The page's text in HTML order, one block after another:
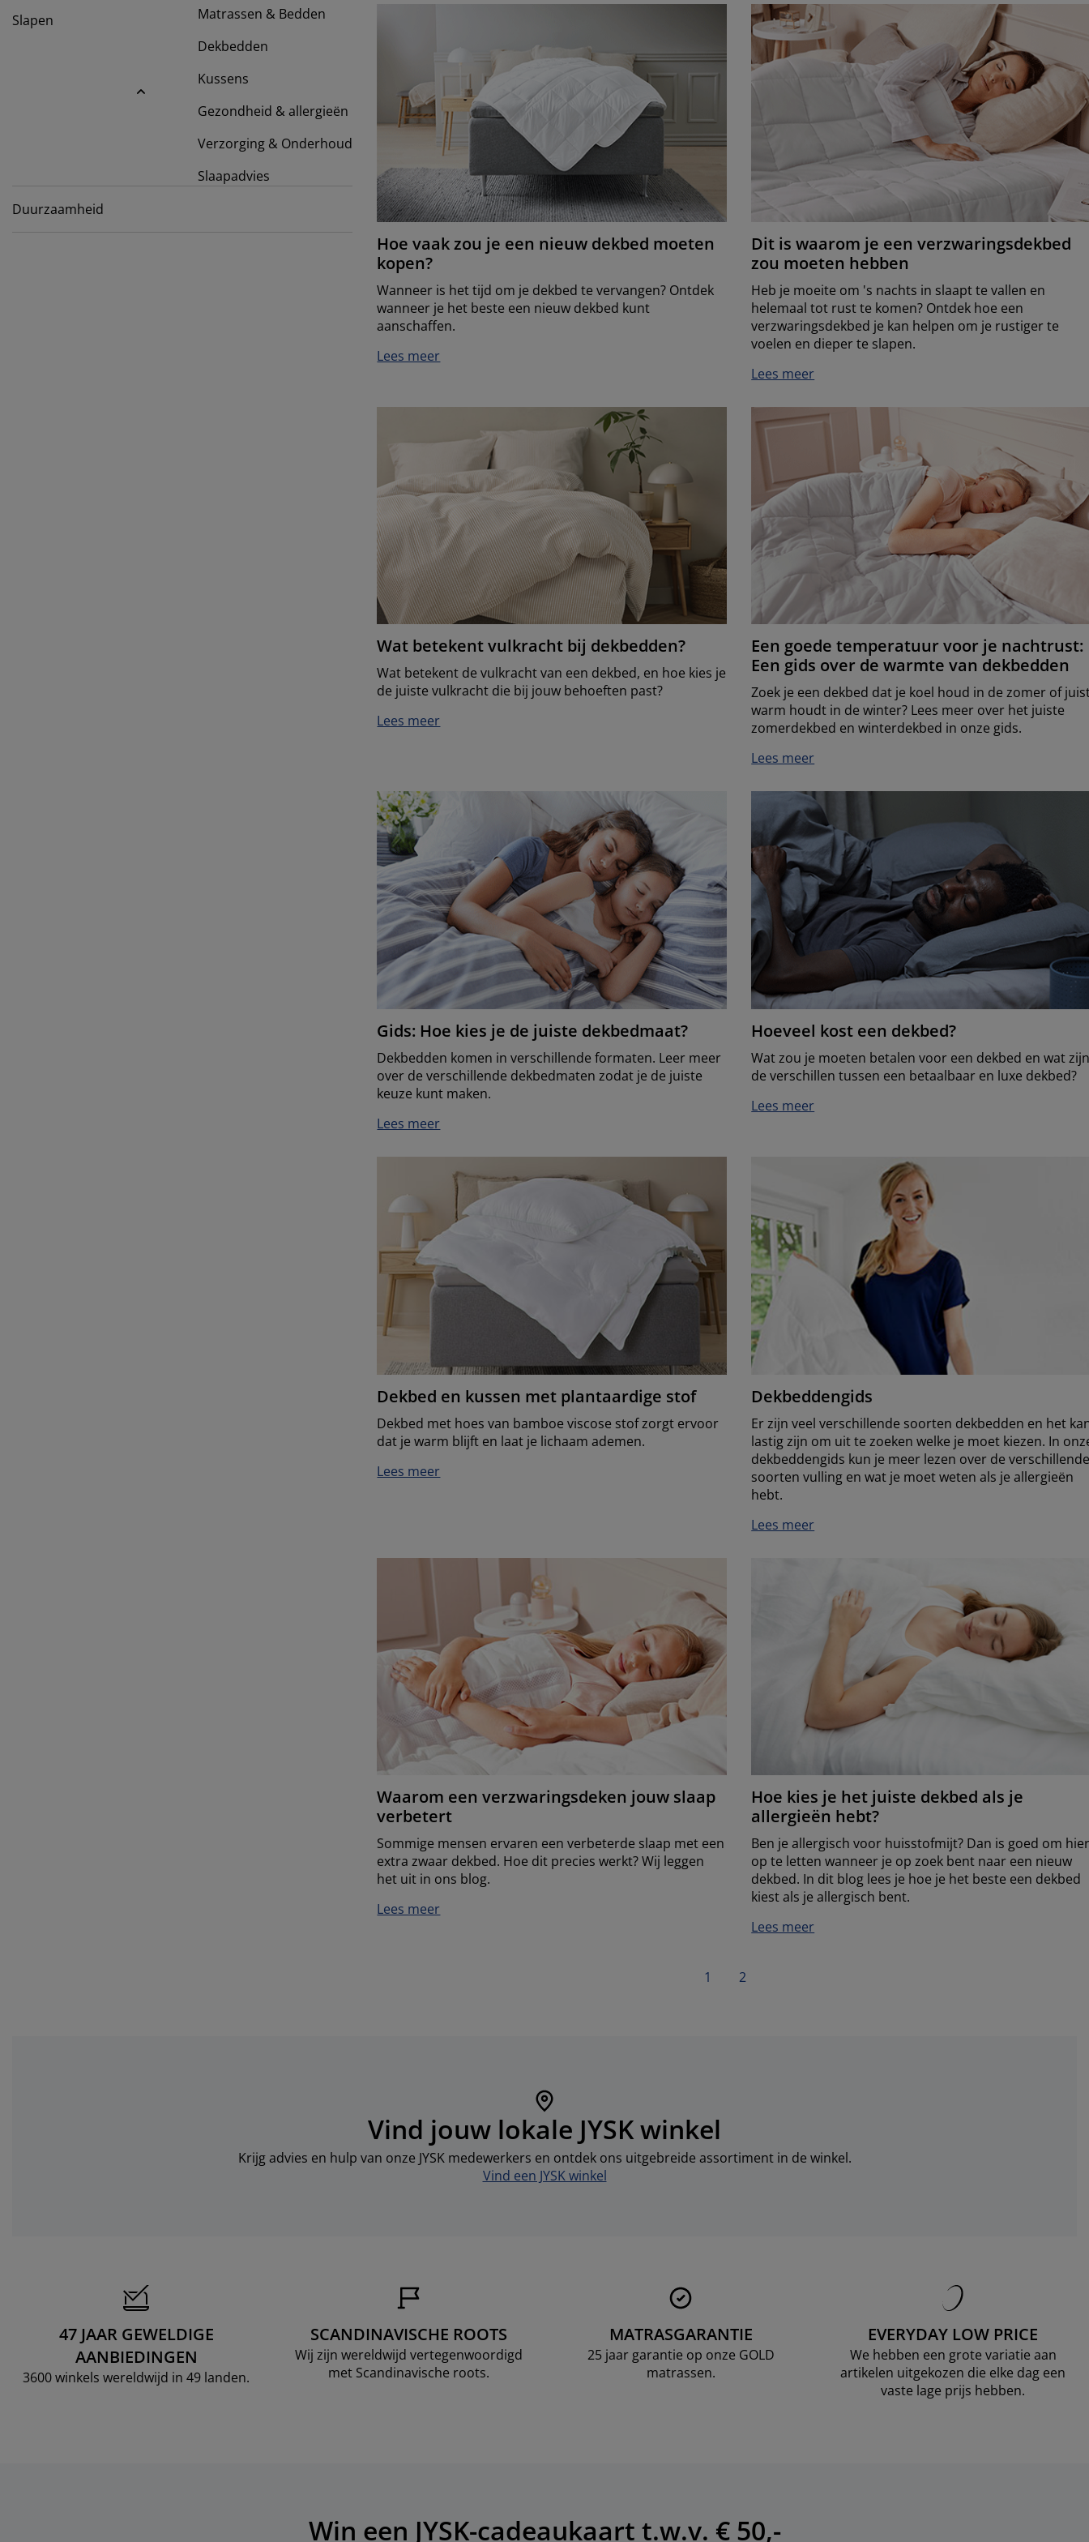
Slapen
Matrassen & Bedden
Dekbedden
Kussens
Gezondheid & allergieën
Verzorging & Onderhoud
Slaapadvies
Duurzaamheid
Hoe vaak zou je een nieuw dekbed moeten
kopen?
Wanneer is het tijd om je dekbed te vervangen? Ontdek
wanneer je het beste een nieuw dekbed kunt
aanschaffen.
Lees meer
Dit is waarom je een verzwaringsdekbed
zou moeten hebben
Heb je moeite om 's nachts in slaapt te vallen en
helemaal tot rust te komen? Ontdek hoe een
verzwaringsdekbed je kan helpen om je rustiger te
voelen en dieper te slapen.
Lees meer
Wat betekent vulkracht bij dekbedden?
Wat betekent de vulkracht van een dekbed, en hoe kies je
de juiste vulkracht die bij jouw behoeften past?
Lees meer
Een goede temperatuur voor je nachtrust:
Een gids over de warmte van dekbedden
Zoek je een dekbed dat je koel houd in de zomer of
warm houdt in de winter? Lees meer over het juiste
zomerdekbed en winterdekbed in onze gids.
Lees meer
Gids: Hoe kies je de juiste dekbedmaat?
Dekbedden komen in verschillende formaten. Leer meer
over de verschillende dekbedmaten zodat je de juiste
keuze kunt maken.
Lees meer
Hoeveel kost een dekbed?
Wat zou je moeten betalen voor een dekbed en wat
de verschillen tussen een betaalbaar en luxe dekbed?
Lees meer
Dekbed en kussen met plantaardige stof
Dekbed met hoes van bamboe viscose stof zorgt ervoor
dat je warm blijft en laat je lichaam ademen.
Lees meer
Dekbeddengids
Er zijn veel verschillende soorten dekbedden en het
lastig zijn om uit te zoeken welke je moet kiezen. In
dekbeddengids kun je meer lezen over de
soorten vulling en wat je moet weten als je allergieën
hebt.
Lees meer
Waarom een verzwaringsdeken jouw slaap
verbetert
Sommige mensen ervaren een verbeterde slaap met een
extra zwaar dekbed. Hoe dit precies werkt? Wij leggen
het uit in ons blog.
Lees meer
Hoe kies je het juiste dekbed als je
allergieën hebt?
Ben je allergisch voor huisstofmijt? Dan is goed om
op te letten wanneer je op zoek bent naar een nieuw
dekbed. In dit blog lees je hoe je het beste een dekbed
kiest als je allergisch bent.
Lees meer
1 2
Vind jouw lokale JYSK winkel
Krijg advies en hulp van onze JYSK medewerkers en ontdek ons uitgebreide assortiment in de winkel.
Vind een JYSK winkel
47 JAAR GEWELDIGE
AANBIEDINGEN
3600 winkels wereldwijd in 49 landen.
SCANDINAVISCHE ROOTS
Wij zijn wereldwijd vertegenwoordigd
met Scandinavische roots.
MATRASGARANTIE
25 jaar garantie op onze GOLD
matrassen.
EVERYDAY LOW PRICE
We hebben een grote variatie aan
artikelen uitgekozen die elke dag een
vaste lage prijs hebben.
Win een JYSK-cadeaukaart t.w.v. € 50,-